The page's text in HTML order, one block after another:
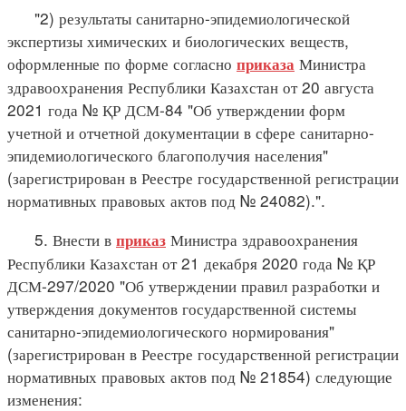
"2) результаты санитарно-эпидемиологической
экспертизы химических и биологических веществ,
оформленные по форме согласно приказа Министра
здравоохранения Республики Казахстан от 20 августа
2021 года № ҚР ДСМ-84 "Об утверждении форм
учетной и отчетной документации в сфере санитарно-
эпидемиологического благополучия населения"
(зарегистрирован в Реестре государственной регистрации
нормативных правовых актов под № 24082).".
5. Внести в приказ Министра здравоохранения
Республики Казахстан от 21 декабря 2020 года № ҚР
ДСМ-297/2020 "Об утверждении правил разработки и
утверждения документов государственной системы
санитарно-эпидемиологического нормирования"
(зарегистрирован в Реестре государственной регистрации
нормативных правовых актов под № 21854) следующие
изменения: